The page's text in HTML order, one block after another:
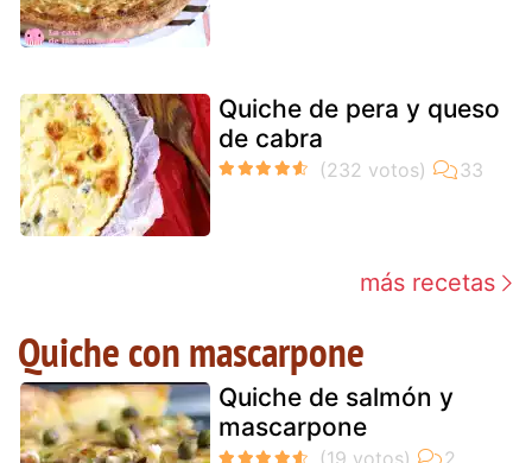
Quiche de pera y queso
de cabra
más recetas
Quiche con mascarpone
Quiche de salmón y
mascarpone